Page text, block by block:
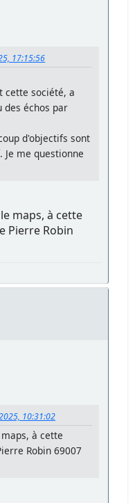
17:15:56
cette société, a
des échos par
d'objectifs sont
me questionne
maps, à cette
Pierre Robin
10:31:02
à cette
Robin 69007